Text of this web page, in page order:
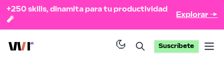
+250 skills, dinamita para tu productividad
🧨
Explorar →
Suscríbete